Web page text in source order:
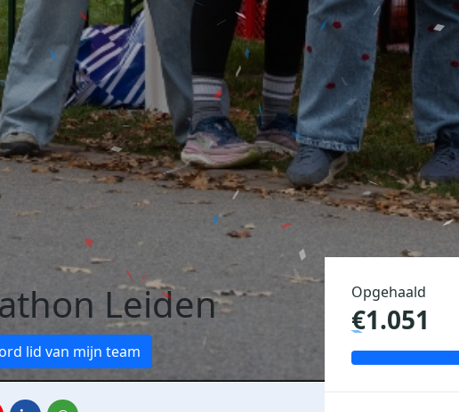
Leiden
lid van mijn team
Opgehaald
€1.051